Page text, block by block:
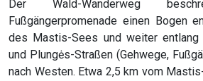
Der Wald-Wanderweg
Fußgängerpromenade einen Bogen
des Mastis-Sees und weiter entlang
und Plungės-Straßen (Gehwege,
nach Westen. Etwa 2,5 km vom